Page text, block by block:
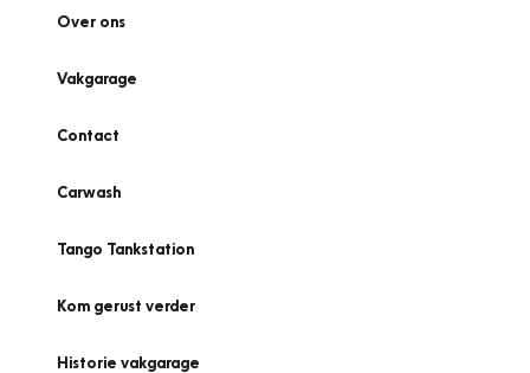
Over ons
Vakgarage
Contact
Carwash
Tango Tankstation
Kom gerust verder
Historie vakgarage